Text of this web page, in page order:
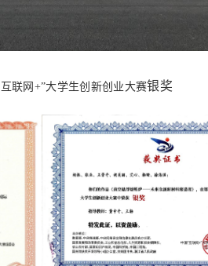
联网+”大学生创新创业大赛银奖